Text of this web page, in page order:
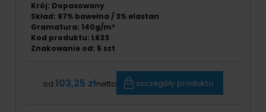
Krój: Dopasowany
Skład: 97% bawełna / 3% elastan
Gramatura: 140g/m²
Kod produktu: L633
Znakowanie od: 5 szt
od:103,25 złnetto szczegóły produktu